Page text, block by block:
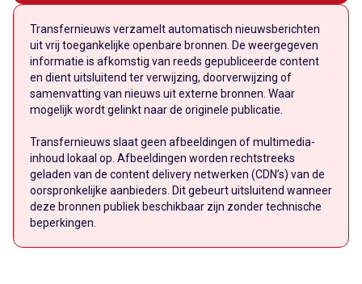
Transfernieuws verzamelt automatisch nieuwsberichten
uit vrij toegankelijke openbare bronnen. De weergegeven
informatie is afkomstig van reeds gepubliceerde content
en dient uitsluitend ter verwijzing, doorverwijzing of
samenvatting van nieuws uit externe bronnen. Waar
mogelijk wordt gelinkt naar de originele publicatie.
Transfernieuws slaat geen afbeeldingen of multimedia-
inhoud lokaal op. Afbeeldingen worden rechtstreeks
geladen van de content delivery netwerken (CDN’s) van de
oorspronkelijke aanbieders. Dit gebeurt uitsluitend wanneer
deze bronnen publiek beschikbaar zijn zonder technische
beperkingen.